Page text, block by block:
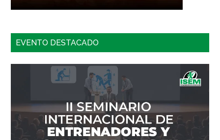
EVENTO DESTACADO